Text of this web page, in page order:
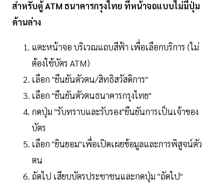
สำหรับตู้ ATM ธนาคารกรุงไทย ที่หน้าจอแบบไม่มีปุ่ม
ด้านล่าง
แตะหน้าจอ บริเวณแถบสีฟ้า เพื่อเลือกบริการ (ไม่
ต้องใช้บัตร ATM)
เลือก "ยืนยันตัวตน/สิทธิสวัสดิการ"
เลือก "ยืนยันตัวตนธนาคารกรุงไทย"
กดปุ่ม "รับทราบและรับรอง"ยืนยันการเป็นเจ้าของ
บัตร
เลือก "ยินยอม"เพื่อเปิดเผยข้อมูลและการพิสูจน์ตัว
ตน
ถัดไป เสียบบัตรประชาชนและกดปุ่ม "ถัดไป"